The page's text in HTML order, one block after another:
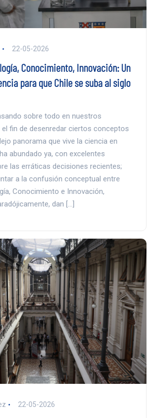
22-05-2026
Conocimiento, Innovación: Un
para que Chile se suba al siglo
sobre todo en nuestros
fin de desenredar ciertos conceptos
panorama que vive la ciencia en
abundado ya, con excelentes
las erráticas decisiones recientes;
a la confusión conceptual entre
Conocimiento e Innovación,
dan […]
22-05-2026